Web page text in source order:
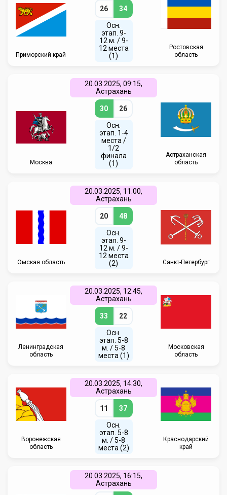
Приморский край
26 34
Осн.
этап. 9-
12 м. / 9-
12 места
(1)
Ростовская
область
Москва
20.03.2025, 09:15,
Астрахань
30 26
Осн.
этап. 1-4
места /
1/2
финала
(1)
Астраханская
область
Омская область
20.03.2025, 11:00,
Астрахань
20 48
Осн.
этап. 9-
12 м. / 9-
12 места
(2)
Санкт-Петербург
Ленинградская
область
20.03.2025, 12:45,
Астрахань
33 22
Осн.
этап. 5-8
м. / 5-8
места (1)
Московская
область
Воронежская
область
20.03.2025, 14:30,
Астрахань
11 37
Осн.
этап. 5-8
м. / 5-8
места (2)
Краснодарский
край
20.03.2025, 16:15,
Астрахань